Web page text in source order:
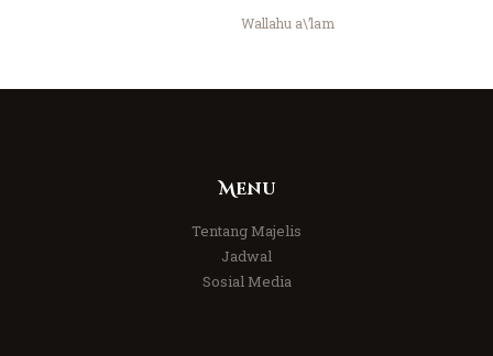
Wallahu a\’lam
Menu
Tentang Majelis
Jadwal
Sosial Media